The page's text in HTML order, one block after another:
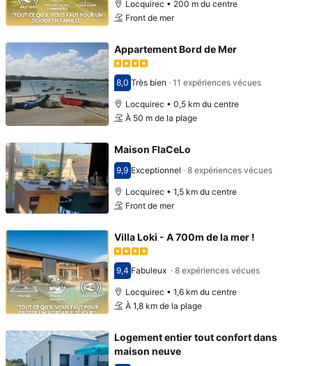
Locquirec • 200 m du centre
Front de mer
Appartement Bord de Mer
Avec une note de 8,0
8,0 Très bien · 11 expériences vécues
Locquirec • 0,5 km du centre
À 50 m de la plage
Maison FlaCeLo
Avec une note de 9,9
9,9 Exceptionnel · 8 expériences vécues
Locquirec • 1,5 km du centre
Front de mer
Villa Loki - A 700m de la mer !
Avec une note de 9,4
9,4 Fabuleux · 8 expériences vécues
Locquirec • 1,6 km du centre
À 1,8 km de la plage
Logement entier tout confort dans
maison neuve